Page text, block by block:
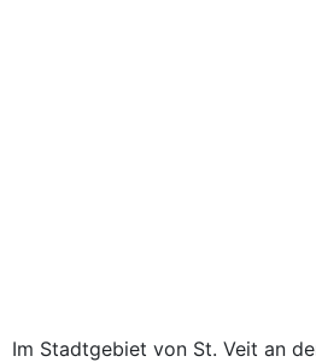
Im Stadtgebiet von St. Veit an